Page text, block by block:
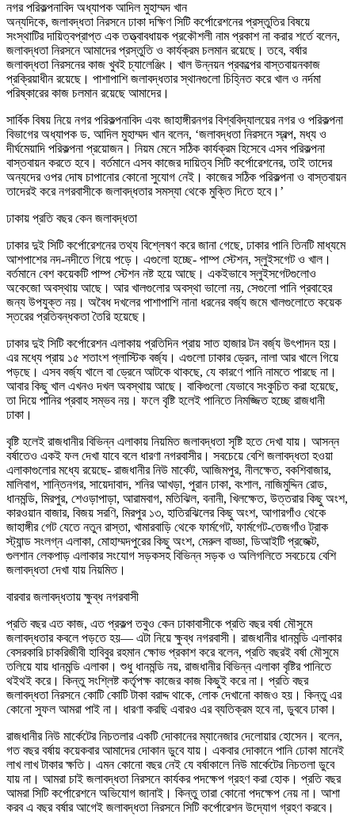
নগর পরিকল্পনাবিদ অধ্যাপক আদিল মুহাম্মদ খান
অন্যদিকে, জলাবদ্ধতা নিরসনে ঢাকা দক্ষিণ সিটি কর্পোরেশনের প্রস্তুতির বিষয়ে
সংস্থাটির দায়িত্বপ্রাপ্ত এক তত্ত্বাবধায়ক প্রকৌশলী নাম প্রকাশ না করার শর্তে বলেন,
জলাবদ্ধতা নিরসনে আমাদের প্রস্তুতি ও কার্যক্রম চলমান রয়েছে। তবে, বর্ষার
জলাবদ্ধতা নিরসনের কাজ খুবই চ্যালেঞ্জিং। খাল উন্নয়ন প্রকল্পের বাস্তবায়নকাজ
প্রক্রিয়াধীন রয়েছে। পাশাপাশি জলাবদ্ধতার স্থানগুলো চিহ্নিত করে খাল ও নর্দমা
পরিষ্কারের কাজ চলমান রয়েছে আমাদের।
সার্বিক বিষয় নিয়ে নগর পরিকল্পনাবিদ এবং জাহাঙ্গীরনগর বিশ্ববিদ্যালয়ের নগর ও পরিকল্পনা
বিভাগের অধ্যাপক ড. আদিল মুহাম্মদ খান বলেন, ‘জলাবদ্ধতা নিরসনে স্বল্প, মধ্য ও
দীর্ঘমেয়াদি পরিকল্পনা প্রয়োজন। নিয়ম মেনে সঠিক কার্যক্রম হিসেবে এসব পরিকল্পনা
বাস্তবায়ন করতে হবে। বর্তমানে এসব কাজের দায়িত্ব সিটি কর্পোরেশনের, তাই তাদের
অন্যদের ওপর দোষ চাপানোর কোনো সুযোগ নেই। কাজের সঠিক পরিকল্পনা ও বাস্তবায়ন
তাদেরই করে নগরবাসীকে জলাবদ্ধতার সমস্যা থেকে মুক্তি দিতে হবে।’
ঢাকায় প্রতি বছর কেন জলাবদ্ধতা
ঢাকার দুই সিটি কর্পোরেশনের তথ্য বিশ্লেষণ করে জানা গেছে, ঢাকার পানি তিনটি মাধ্যমে
আশপাশের নদ-নদীতে গিয়ে পড়ে। এগুলো হচ্ছে- পাম্প স্টেশন, স্লুইসগেট ও খাল।
বর্তমানে বেশ কয়েকটি পাম্প স্টেশন নষ্ট হয়ে আছে। একইভাবে স্লুইসগেটগুলোও
অকেজো অবস্থায় আছে। আর খালগুলোর অবস্থা ভালো নয়, সেগুলো পানি প্রবাহের
জন্য উপযুক্ত নয়। অবৈধ দখলের পাশাপাশি নানা ধরনের বর্জ্য জমে খালগুলোতে কয়েক
স্তরের প্রতিবন্ধকতা তৈরি হয়েছে।
ঢাকার দুই সিটি কর্পোরেশন এলাকায় প্রতিদিন প্রায় সাত হাজার টন বর্জ্য উৎপাদন হয়।
এর মধ্যে প্রায় ১৫ শতাংশ প্লাস্টিক বর্জ্য। এগুলো ঢাকার ড্রেন, নালা আর খালে গিয়ে
পড়ছে। এসব বর্জ্য খালে বা ড্রেনে আটকে থাকছে, যে কারণে পানি নামতে পারছে না।
আবার কিছু খাল এখনও দখল অবস্থায় আছে। বাকিগুলো যেভাবে সংকুচিত করা হয়েছে,
তা দিয়ে পানির প্রবাহ সম্ভব নয়। ফলে বৃষ্টি হলেই পানিতে নিমজ্জিত হচ্ছে রাজধানী
ঢাকা।
বৃষ্টি হলেই রাজধানীর বিভিন্ন এলাকায় নিয়মিত জলাবদ্ধতা সৃষ্টি হতে দেখা যায়। আসন্ন
বর্ষাতেও একই ফল দেখা যাবে বলে ধারণা নগরবাসীর। সবচেয়ে বেশি জলাবদ্ধতা হওয়া
এলাকাগুলোর মধ্যে রয়েছে- রাজধানীর নিউ মার্কেট, আজিমপুর, নীলক্ষেত, বকশিবাজার,
মালিবাগ, শান্তিনগর, সায়েদাবাদ, শনির আখড়া, পুরান ঢাকা, বংশাল, নাজিমুদ্দিন রোড,
ধানমন্ডি, মিরপুর, শেওড়াপাড়া, আরামবাগ, মতিঝিল, বনানী, খিলক্ষেত, উত্তরার কিছু অংশ,
কারওয়ান বাজার, বিজয় সরণি, মিরপুর ১৩, হাতিরঝিলের কিছু অংশ, আগারগাঁও থেকে
জাহাঙ্গীর গেট যেতে নতুন রাস্তা, খামারবাড়ি থেকে ফার্মগেট, ফার্মগেট-তেজগাঁও ট্রাক
স্ট্যান্ড সংলগ্ন এলাকা, মোহাম্মদপুরের কিছু অংশ, মেরুল বাড্ডা, ডিআইটি প্রজেক্ট,
গুলশান লেকপাড় এলাকার সংযোগ সড়কসহ বিভিন্ন সড়ক ও অলিগলিতে সবচেয়ে বেশি
জলাবদ্ধতা দেখা যায় নিয়মিত।
বারবার জলাবদ্ধতায় ক্ষুব্ধ নগরবাসী
প্রতি বছর এত কাজ, এত প্রকল্প তবুও কেন ঢাকাবাসীকে প্রতি বছর বর্ষা মৌসুমে
জলাবদ্ধতার কবলে পড়তে হয়— এটা নিয়ে ক্ষুব্ধ নগরবাসী। রাজধানীর ধানমন্ডি এলাকার
বেসরকারি চাকরিজীবী হাবিবুর রহমান ক্ষোভ প্রকাশ করে বলেন, প্রতি বছরই বর্ষা মৌসুমে
তলিয়ে যায় ধানমন্ডি এলাকা। শুধু ধানমন্ডি নয়, রাজধানীর বিভিন্ন এলাকা বৃষ্টির পানিতে
থইথই করে। কিন্তু সংশ্লিষ্ট কর্তৃপক্ষ কাজের কাজ কিছুই করে না। প্রতি বছর
জলাবদ্ধতা নিরসনে কোটি কোটি টাকা বরাদ্দ থাকে, লোক দেখানো কাজও হয়। কিন্তু এর
কোনো সুফল আমরা পাই না। ধারণা করছি এবারও এর ব্যতিক্রম হবে না, ডুববে ঢাকা।
রাজধানীর নিউ মার্কেটের নিচতলার একটি দোকানের ম্যানেজার দেলোয়ার হোসেন। বলেন,
গত বছর বর্ষায় কয়েকবার আমাদের দোকান ডুবে যায়। একবার দোকানে পানি ঢোকা মানেই
লাখ লাখ টাকার ক্ষতি। এমন কোনো বছর নেই যে বর্ষাকালে নিউ মার্কেটের নিচতলা ডুবে
যায় না। আমরা চাই জলাবদ্ধতা নিরসনে কার্যকর পদক্ষেপ গ্রহণ করা হোক। প্রতি বছর
আমরা সিটি কর্পোরেশনে অভিযোগ জানাই। কিন্তু তারা কোনো পদক্ষেপ নেয় না। আশা
করব এ বছর বর্ষার আগেই জলাবদ্ধতা নিরসনে সিটি কর্পোরেশন উদ্যোগ গ্রহণ করবে।